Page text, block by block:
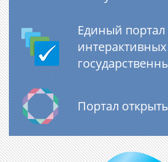
Единый портал
интерактивных
Портал